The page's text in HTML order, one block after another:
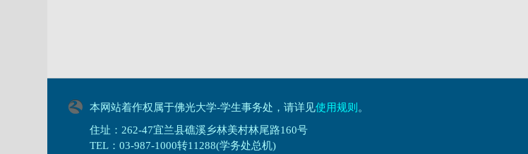
本网站着作权属于佛光大学-学生事务处，请详见使用规则 。
住址：262-47宜兰县礁溪乡林美村林尾路160号
TEL：03-987-1000转11288(学务处总机)